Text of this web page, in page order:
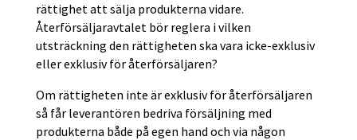
rättighet att sälja produkterna vidare.
Återförsäljaravtalet bör reglera i vilken
utsträckning den rättigheten ska vara icke-exklusiv
eller exklusiv för återförsäljaren?
Om rättigheten inte är exklusiv för återförsäljaren
så får leverantören bedriva försäljning med
produkterna både på egen hand och via någon